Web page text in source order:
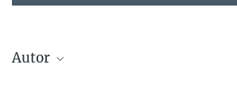
Autor